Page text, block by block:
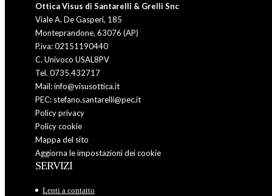
Ottica Visus di Santarelli & Grelli Snc
Viale A. De Gasperi, 185
Monteprandone, 63076 (AP)
P.iva: 02151190440
C. Univoco USAL8PV
Tel. 0735.432717
Mail: info@visusottica.it
PEC: stefano.santarelli@pec.it
Policy privacy
Policy cookie
Mappa del sito
Aggiorna le impostazioni dei cookie
SERVIZI
Lenti a contatto